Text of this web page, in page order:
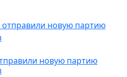
новую партию